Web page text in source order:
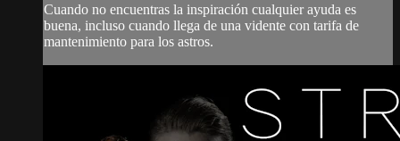
Cuando no encuentras la inspiración cualquier ayuda es
buena, incluso cuando llega de una vidente con tarifa de
mantenimiento para los astros.